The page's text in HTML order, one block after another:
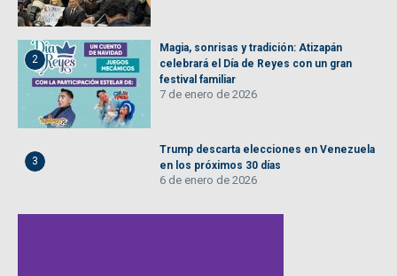
2
Magia, sonrisas y tradición: Atizapán
celebrará el Día de Reyes con un gran
festival familiar
7 de enero de 2026
3
Trump descarta elecciones en Venezuela
en los próximos 30 días
6 de enero de 2026